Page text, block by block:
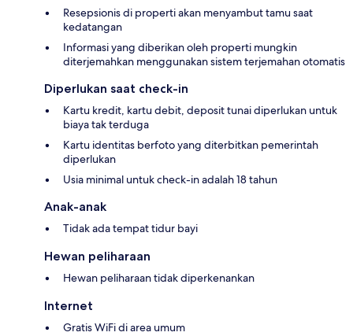
Resepsionis di properti akan menyambut tamu saat
kedatangan
Informasi yang diberikan oleh properti mungkin
diterjemahkan menggunakan sistem terjemahan otomatis
Diperlukan saat check-in
Kartu kredit, kartu debit, deposit tunai diperlukan untuk
biaya tak terduga
Kartu identitas berfoto yang diterbitkan pemerintah
diperlukan
Usia minimal untuk check-in adalah 18 tahun
Anak-anak
Tidak ada tempat tidur bayi
Hewan peliharaan
Hewan peliharaan tidak diperkenankan
Internet
Gratis WiFi di area umum